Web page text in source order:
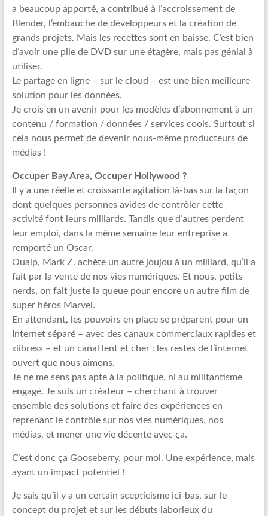
a beaucoup apporté, a contribué à l’accroissement de
Blender, l’embauche de développeurs et la création de
grands projets. Mais les recettes sont en baisse. C’est bien
d’avoir une pile de DVD sur une étagère, mais pas génial à
utiliser.
Le partage en ligne – sur le cloud – est une bien meilleure
solution pour les données.
Je crois en un avenir pour les modèles d’abonnement à un
contenu / formation / données / services cools. Surtout si
cela nous permet de devenir nous-même producteurs de
médias !
Occuper Bay Area, Occuper Hollywood ?
Il y a une réelle et croissante agitation là-bas sur la façon
dont quelques personnes avides de contrôler cette
activité font leurs milliards. Tandis que d’autres perdent
leur emploi, dans la même semaine leur entreprise a
remporté un Oscar.
Ouaip, Mark Z. achète un autre joujou à un milliard, qu’il a
fait par la vente de nos vies numériques. Et nous, petits
nerds, on fait juste la queue pour encore un autre film de
super héros Marvel.
En attendant, les pouvoirs en place se préparent pour un
Internet séparé – avec des canaux commerciaux rapides et
«libres» – et un canal lent et cher : les restes de l’internet
ouvert que nous aimons.
Je ne me sens pas apte à la politique, ni au militantisme
engagé. Je suis un créateur – cherchant à trouver
ensemble des solutions et faire des expériences en
reprenant le contrôle sur nos vies numériques, nos
médias, et mener une vie décente avec ça.
C’est donc ça Gooseberry, pour moi. Une expérience, mais
ayant un impact potentiel !
Je sais qu’il y a un certain scepticisme ici-bas, sur le
concept du projet et sur ​​les débuts laborieux du